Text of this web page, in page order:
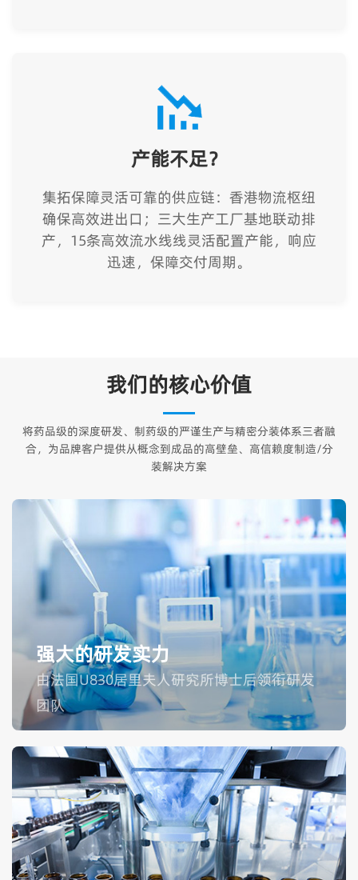
产能不足？
集拓保障灵活可靠的供应链：香港物流枢纽
确保高效进出口；三大生产工厂基地联动排
产，15条高效流水线线灵活配置产能，响应
迅速，保障交付周期。
我们的核心价值
将药品级的深度研发、制药级的严谨生产与精密分装体系三者融
合，为品牌客户提供从概念到成品的高壁垒、高信赖度制造/分
装解决方案
强大的研发实力
由法国U830居里夫人研究所博士后领衔研发
团队